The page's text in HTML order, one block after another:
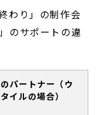
わり」の制作会
のサポートの違
パートナー（ウ
イルの場合）